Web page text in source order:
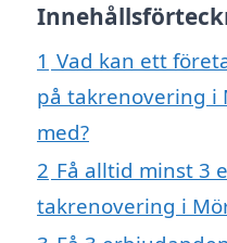
1 Vad kan ett
på takrenovering i
med?
2 Få alltid minst 3
takrenovering i